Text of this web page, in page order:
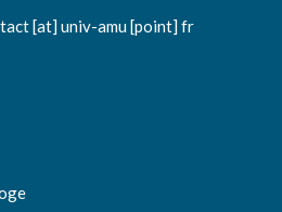
[at] univ-amu [point] fr